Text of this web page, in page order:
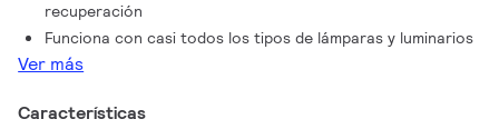
recuperación
Funciona con casi todos los tipos de lámparas y luminarios
Ver más
Características